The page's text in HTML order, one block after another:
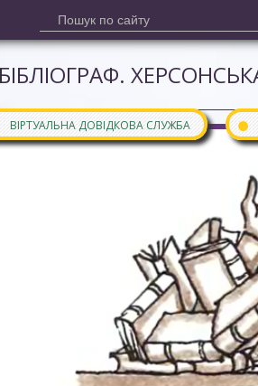
ВІРТУАЛЬНА ДОВІДКОВА СЛУЖБА ●